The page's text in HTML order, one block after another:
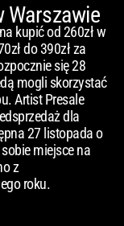
Warszawie
kupić od 260zł w
do 390zł za
się 28
mogli skorzystać
Artist Presale
dla
27 listopada o
miejsce na
z
roku.